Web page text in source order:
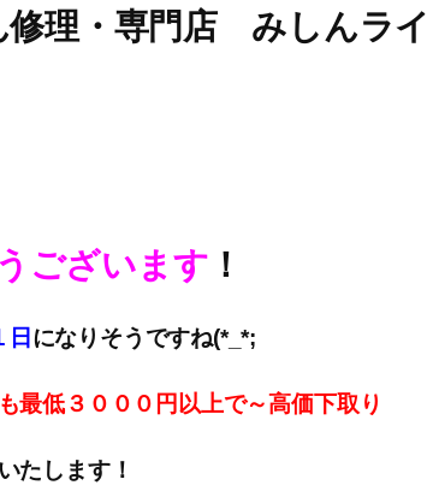
理・専門店 みしんライ
ございます ！
日 になりそうですね(*_*;
最低３０００円以上で～高価下取 り
いたします！